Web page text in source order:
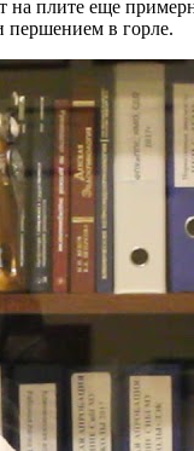
на плите еще
першением в горле.